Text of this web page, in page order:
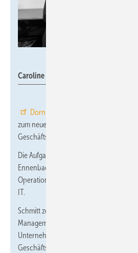
Caroline Schmitt und Christian
Dornbracht
zum neuen Geschäftsführer bekannt. Er
Geschäftsführung an der Seite von
Die Aufgaben der Geschäftsführung
Ennenbach verantwortet die Bereiche
Operations mit Einkauf, Produktion und
IT.
Schmitt zeichnet verantwortlich für
Management, Product Development
Unternehmenskultur. Sie bleibt
Geschäftsführung.